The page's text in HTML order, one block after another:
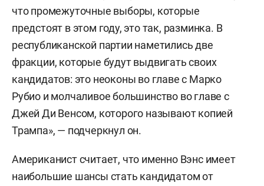
что промежуточные выборы, которые
предстоят в этом году, это так, разминка. В
республиканской партии наметились две
фракции, которые будут выдвигать своих
кандидатов: это неоконы во главе с Марко
Рубио и молчаливое большинство во главе с
Джей Ди Венсом, которого называют копией
Трампа», — подчеркнул он.
Американист считает, что именно Вэнс имеет
наибольшие шансы стать кандидатом от